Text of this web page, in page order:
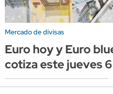
Mercado de divisas
Euro hoy y Euro
cotiza este jueves